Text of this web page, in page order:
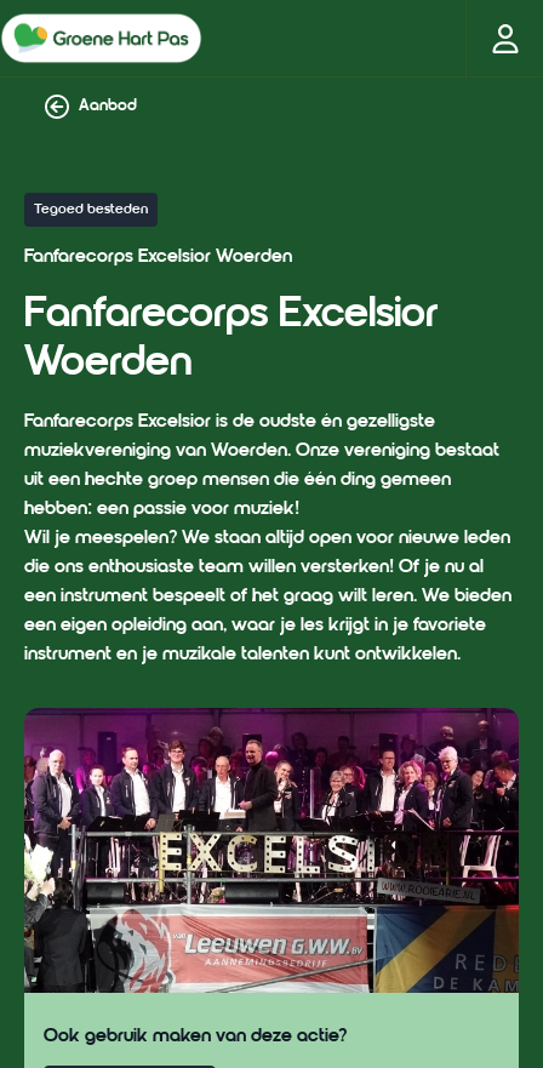
Aanbod
Tegoed besteden
Fanfarecorps Excelsior Woerden
Fanfarecorps Excelsior
Woerden
Fanfarecorps Excelsior is de oudste én gezelligste
muziekvereniging van Woerden. Onze vereniging bestaat
uit een hechte groep mensen die één ding gemeen
hebben: een passie voor muziek!
Wil je meespelen? We staan altijd open voor nieuwe leden
die ons enthousiaste team willen versterken! Of je nu al
een instrument bespeelt of het graag wilt leren. We bieden
een eigen opleiding aan, waar je les krijgt in je favoriete
instrument en je muzikale talenten kunt ontwikkelen.
Ook gebruik maken van deze actie?